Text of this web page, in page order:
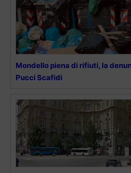
Mondello piena di rifiuti, la
Pucci Scafidi